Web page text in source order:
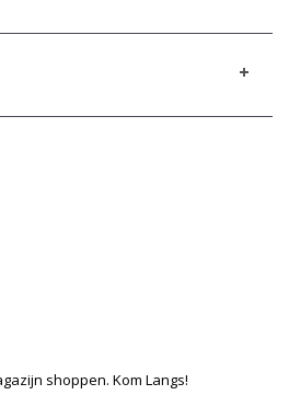
shoppen. Kom Langs!